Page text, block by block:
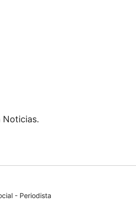
Noticias.
- Periodista